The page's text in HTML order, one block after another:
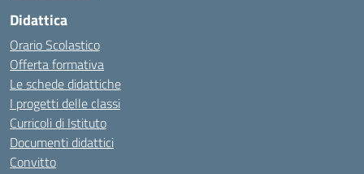
Didattica
Orario Scolastico
Offerta formativa
Le schede didattiche
I progetti delle classi
Curricoli di Istituto
Documenti didattici
Convitto